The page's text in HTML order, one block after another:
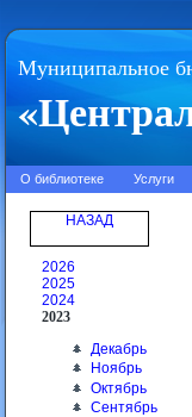
Муниципальное
О библиотеке Услуги
НАЗАД
2026
2025
2024
2023
Декабрь
Ноябрь
Октябрь
Сентябрь